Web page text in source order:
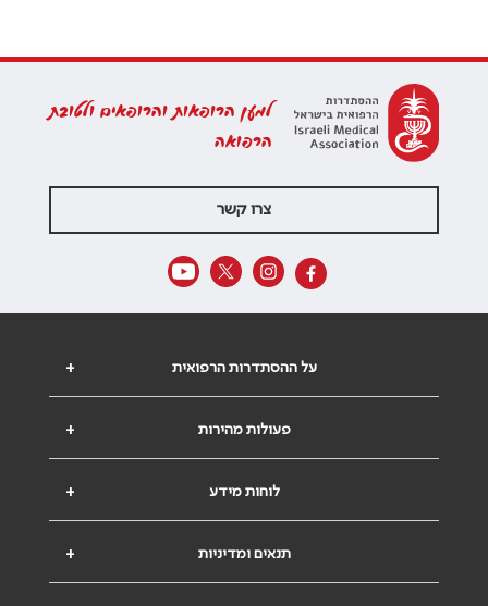
למען הרופאות והרופאים ולטובת
הרפואה
צרו קשר
+ על ההסתדרות הרפואית
+ פעולות מהירות
+ לוחות מידע
+ תנאים ומדיניות